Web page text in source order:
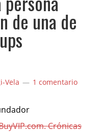
de una de
Vela 1 comentario
Crónicas